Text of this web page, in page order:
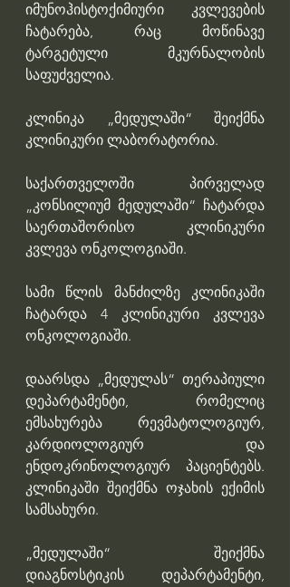
იმუნოჰისტოქიმიური კვლევების
ჩატარება, რაც მოწინავე
ტარგეტული მკურნალობის
საფუძველია.
კლინიკა „მედულაში“ შეიქმნა
კლინიკური ლაბორატორია.
საქართველოში პირველად
„კონსილიუმ მედულაში“ ჩატარდა
საერთაშორისო კლინიკური
კვლევა ონკოლოგიაში.
სამი წლის მანძილზე კლინიკაში
ჩატარდა 4 კლინიკური კვლევა
ონკოლოგიაში.
დაარსდა „მედულას“ თერაპიული
დეპარტამენტი, რომელიც
ემსახურება რევმატოლოგიურ,
კარდიოლოგიურ და
ენდოკრინოლოგიურ პაციენტებს.
კლინიკაში შეიქმნა ოჯახის ექიმის
სამსახური.
„მედულაში“ შეიქმნა
დიაგნოსტიკის დეპარტამენტი,